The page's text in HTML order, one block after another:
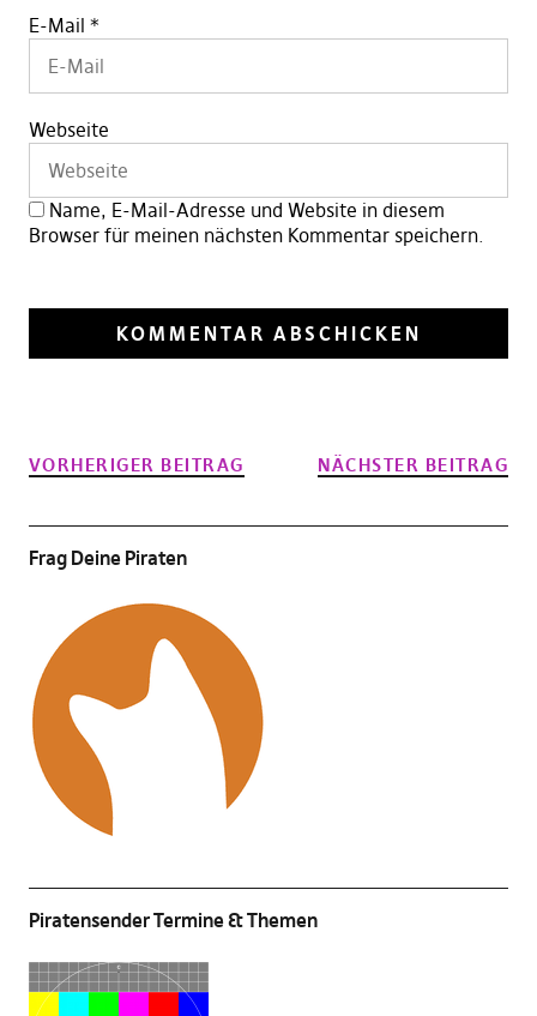
E-Mail *
Webseite
Name, E-Mail-Adresse und Website in diesem
Browser für meinen nächsten Kommentar speichern.
VORHERIGER BEITRAG NÄCHSTER BEITRAG
Frag Deine Piraten
Piratensender Termine & Themen